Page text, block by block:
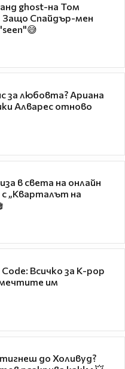
ghost-на Том
Защо Спайдър-мен
за любовта? Ариана
Алварес отново
в света на онлайн
„Кварталът на
Всичко за K-pop
им
до Холивуд?